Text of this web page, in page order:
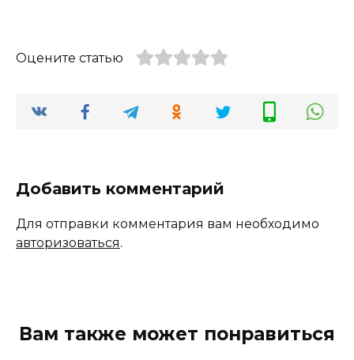
Оцените статью
Добавить комментарий
Для отправки комментария вам необходимо
авторизоваться.
Вам также может понравиться